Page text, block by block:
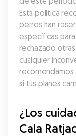
Esta política
perros han
específicas
rechazado
cualquier
recomendamos
si tus planes
¿Los
Cala